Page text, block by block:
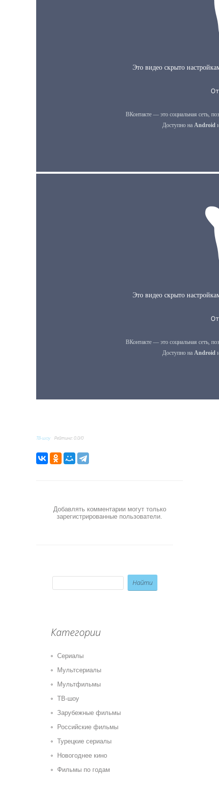
ТВ-шоу Рейтинг:0.0/0
Добавлять комментарии могут только
зарегистрированные пользователи.
Категории
Сериалы
Мультсериалы
Мультфильмы
ТВ-шоу
Зарубежные фильмы
Российские фильмы
Турецкие сериалы
Новогоднее кино
Фильмы по годам